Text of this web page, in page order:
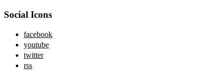
Social Icons
facebook
youtube
twitter
rss